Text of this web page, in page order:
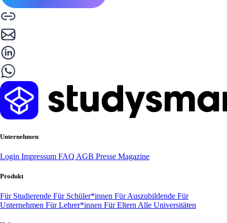
Unternehmen
Login Impressum FAQ AGB Presse Magazine
Produkt
Für Studierende Für Schüler*innen Für Auszubildende Für
Unternehmen Für Lehrer*innen Für Eltern Alle Universitäten